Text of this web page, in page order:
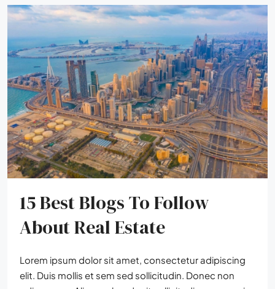
15 Best Blogs To Follow
About Real Estate
Lorem ipsum dolor sit amet, consectetur adipiscing
elit. Duis mollis et sem sed sollicitudin. Donec non